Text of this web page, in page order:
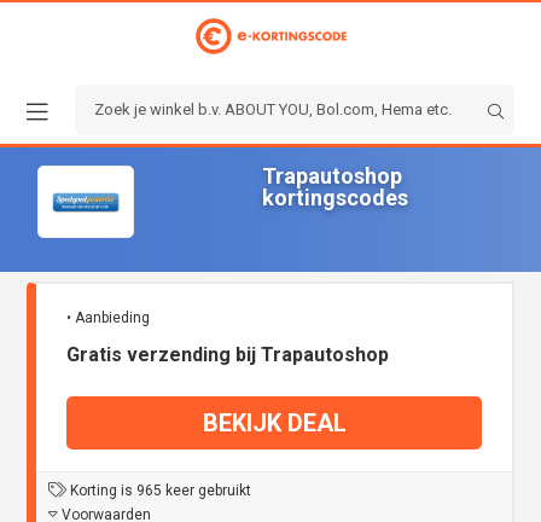
Trapautoshop
kortingscodes
• Aanbieding
Gratis verzending bij Trapautoshop
BEKIJK DEAL
Korting is 965 keer gebruikt
Voorwaarden